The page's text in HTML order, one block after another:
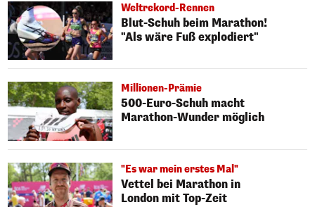
Weltrekord-Rennen
Blut-Schuh beim Marathon!
"Als wäre Fuß explodiert"
Millionen-Prämie
500-Euro-Schuh macht
Marathon-Wunder möglich
"Es war mein erstes Mal"
Vettel bei Marathon in
London mit Top-Zeit